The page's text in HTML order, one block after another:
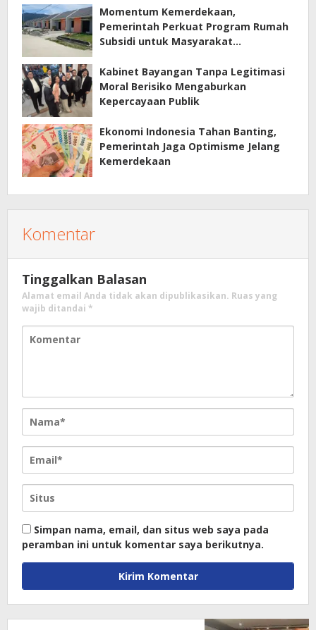
Momentum Kemerdekaan,
Pemerintah Perkuat Program Rumah
Subsidi untuk Masyarakat
Kabinet Bayangan Tanpa Legitimasi
Moral Berisiko Mengaburkan
Kepercayaan Publik
Ekonomi Indonesia Tahan Banting,
Pemerintah Jaga Optimisme Jelang
Kemerdekaan
Komentar
Tinggalkan Balasan
Alamat email Anda tidak akan dipublikasikan. Ruas yang
wajib ditandai *
Simpan nama, email, dan situs web saya pada
peramban ini untuk komentar saya berikutnya.